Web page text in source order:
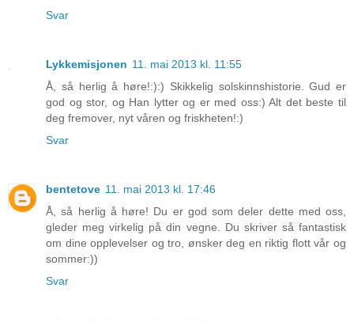
Svar
Lykkemisjonen 11. mai 2013 kl. 11:55
Å, så herlig å høre!:):) Skikkelig solskinnshistorie. Gud er
god og stor, og Han lytter og er med oss:) Alt det beste til
deg fremover, nyt våren og friskheten!:)
Svar
bentetove 11. mai 2013 kl. 17:46
Å, så herlig å høre! Du er god som deler dette med oss,
gleder meg virkelig på din vegne. Du skriver så fantastisk
om dine opplevelser og tro, ønsker deg en riktig flott vår og
sommer:))
Svar